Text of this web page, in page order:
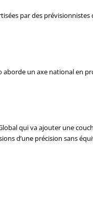
par des
aborde un axe national en
qui va ajouter une
d’une précision sans